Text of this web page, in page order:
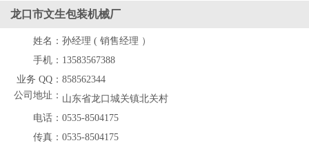
龙口市文生包装机械厂
姓名： 孙经理 ( 销售经理 ）
手机： 13583567388
业务 QQ： 858562344
公司地址： 山东省龙口城关镇北关村
电话： 0535-8504175
传真： 0535-8504175